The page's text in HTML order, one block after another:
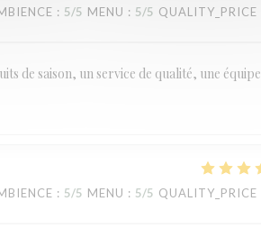
: 5/5 MENU : 5/5 QUALITY_PRICE
de saison, un service de qualité, une équipe
: 5/5 MENU : 5/5 QUALITY_PRICE